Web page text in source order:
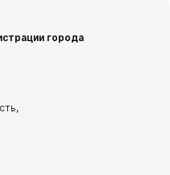
города